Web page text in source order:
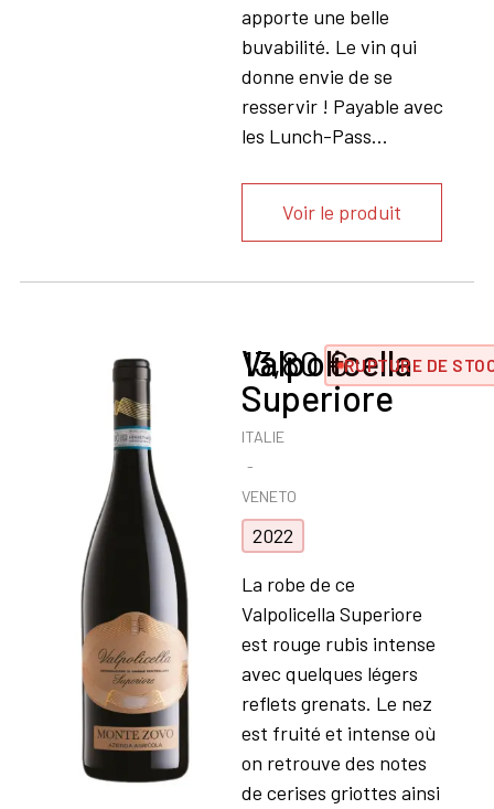
apporte une belle
buvabilité. Le vin qui
donne envie de se
resservir ! Payable avec
les Lunch-Pass...
Voir le produit
Valpolicella
Superiore
ITALIE
VENETO
2022
13,80€RUPTURE DE
La robe de ce
Valpolicella Superiore
est rouge rubis intense
avec quelques légers
reflets grenats. Le nez
est fruité et intense où
on retrouve des notes
de cerises griottes ainsi